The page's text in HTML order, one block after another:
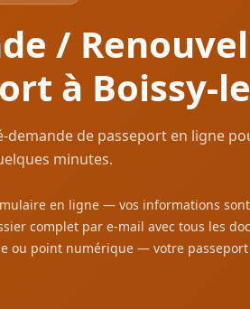
/
à Boissy-
demande de passeport en ligne
minutes.
en ligne — vos informations
complet par e-mail avec tous les
ou point numérique — votre